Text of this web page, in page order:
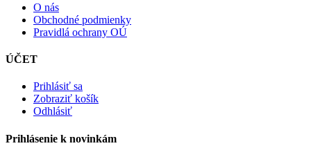
O nás
Obchodné podmienky
Pravidlá ochrany OÚ
ÚČET
Prihlásiť sa
Zobraziť košík
Odhlásiť
Prihlásenie k novinkám